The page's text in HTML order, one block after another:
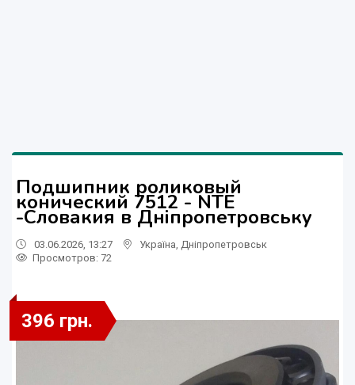
Подшипник роликовый
конический 7512 - NTE
-Словакия в Дніпропетровську
03.06.2026, 13:27 Україна Дніпропетровськ
Просмотров: 72
396 грн.